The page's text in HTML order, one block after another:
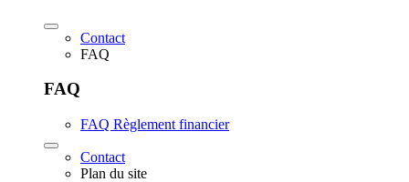
Contact
FAQ
FAQ
FAQ Règlement financier
Contact
Plan du site